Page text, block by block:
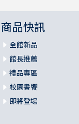
商品快訊
全館新品
館長推薦
禮品專區
校園書饗
即將登場